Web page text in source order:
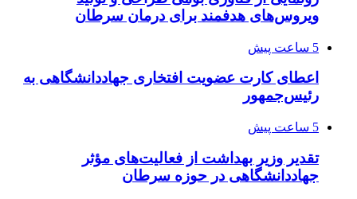
ویروس‌های هدفمند برای درمان سرطان
5 ساعت پیش
اعطای کارت عضویت افتخاری جهاددانشگاهی به
رئیس‌جمهور
5 ساعت پیش
تقدیر وزیر بهداشت از فعالیت‌های مؤثر
جهاددانشگاهی در حوزه سرطان